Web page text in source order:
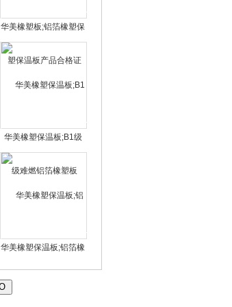
华美橡塑板;铝箔橡塑保
温板产品合格证
华美橡塑保温板;B1级
难燃铝箔橡塑板
华美橡塑保温板;铝箔橡